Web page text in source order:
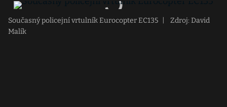
Současný policejní vrtulník Eurocopter EC135
Zdroj: David
Malík